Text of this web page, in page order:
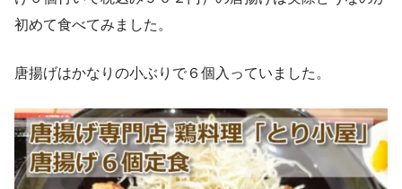
初めて食べてみました。
唐揚げはかなりの小ぶりで６個入っていました。